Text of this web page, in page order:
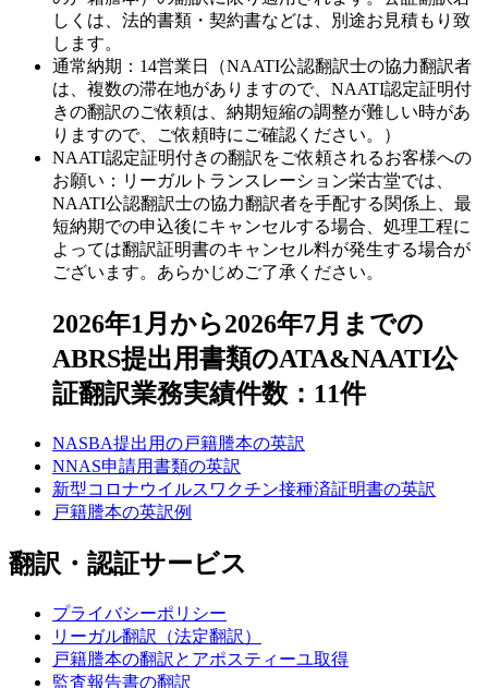
しくは、法的書類・契約書などは、別途お見積もり致
します。
通常納期：14営業日（NAATI公認翻訳士の協力翻訳者
は、複数の滞在地がありますので、NAATI認定証明付
きの翻訳のご依頼は、納期短縮の調整が難しい時があ
りますので、ご依頼時にご確認ください。）
NAATI認定証明付きの翻訳をご依頼されるお客様への
お願い：リーガルトランスレーション栄古堂では、
NAATI公認翻訳士の協力翻訳者を手配する関係上、最
短納期での申込後にキャンセルする場合、処理工程に
よっては翻訳証明書のキャンセル料が発生する場合が
ございます。あらかじめご了承ください。
2026年1月から2026年7月までの
ABRS提出用書類のATA&NAATI公
証翻訳業務実績件数：11件
NASBA提出用の戸籍謄本の英訳
NNAS申請用書類の英訳
新型コロナウイルスワクチン接種済証明書の英訳
戸籍謄本の英訳例
翻訳・認証サービス
プライバシーポリシー
リーガル翻訳（法定翻訳）
戸籍謄本の翻訳とアポスティーユ取得
監査報告書の翻訳